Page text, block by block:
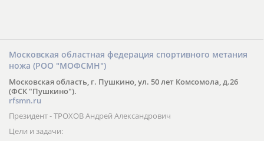
Московская областная федерация спортивного метания
ножа (РОО "МОФСМН")
Московская область, г. Пушкино, ул. 50 лет Комсомола, д.26
(ФСК "Пушкино").
rfsmn.ru
Президент - ТРОХОВ Андрей Александрович
Цели и задачи: